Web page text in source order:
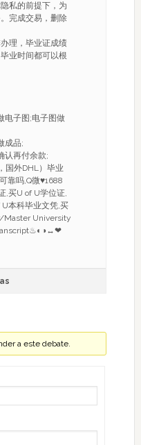
私的前提下，为
完成交易，删除
理，毕业证成绩
业时间都可以根
电子图;电子图做
成品;
认再付余款;
国外DHL）毕业
靠吗,Q微♥1688
,买U of U学位证,
本科毕业文凭,买
Master University
a este debate.